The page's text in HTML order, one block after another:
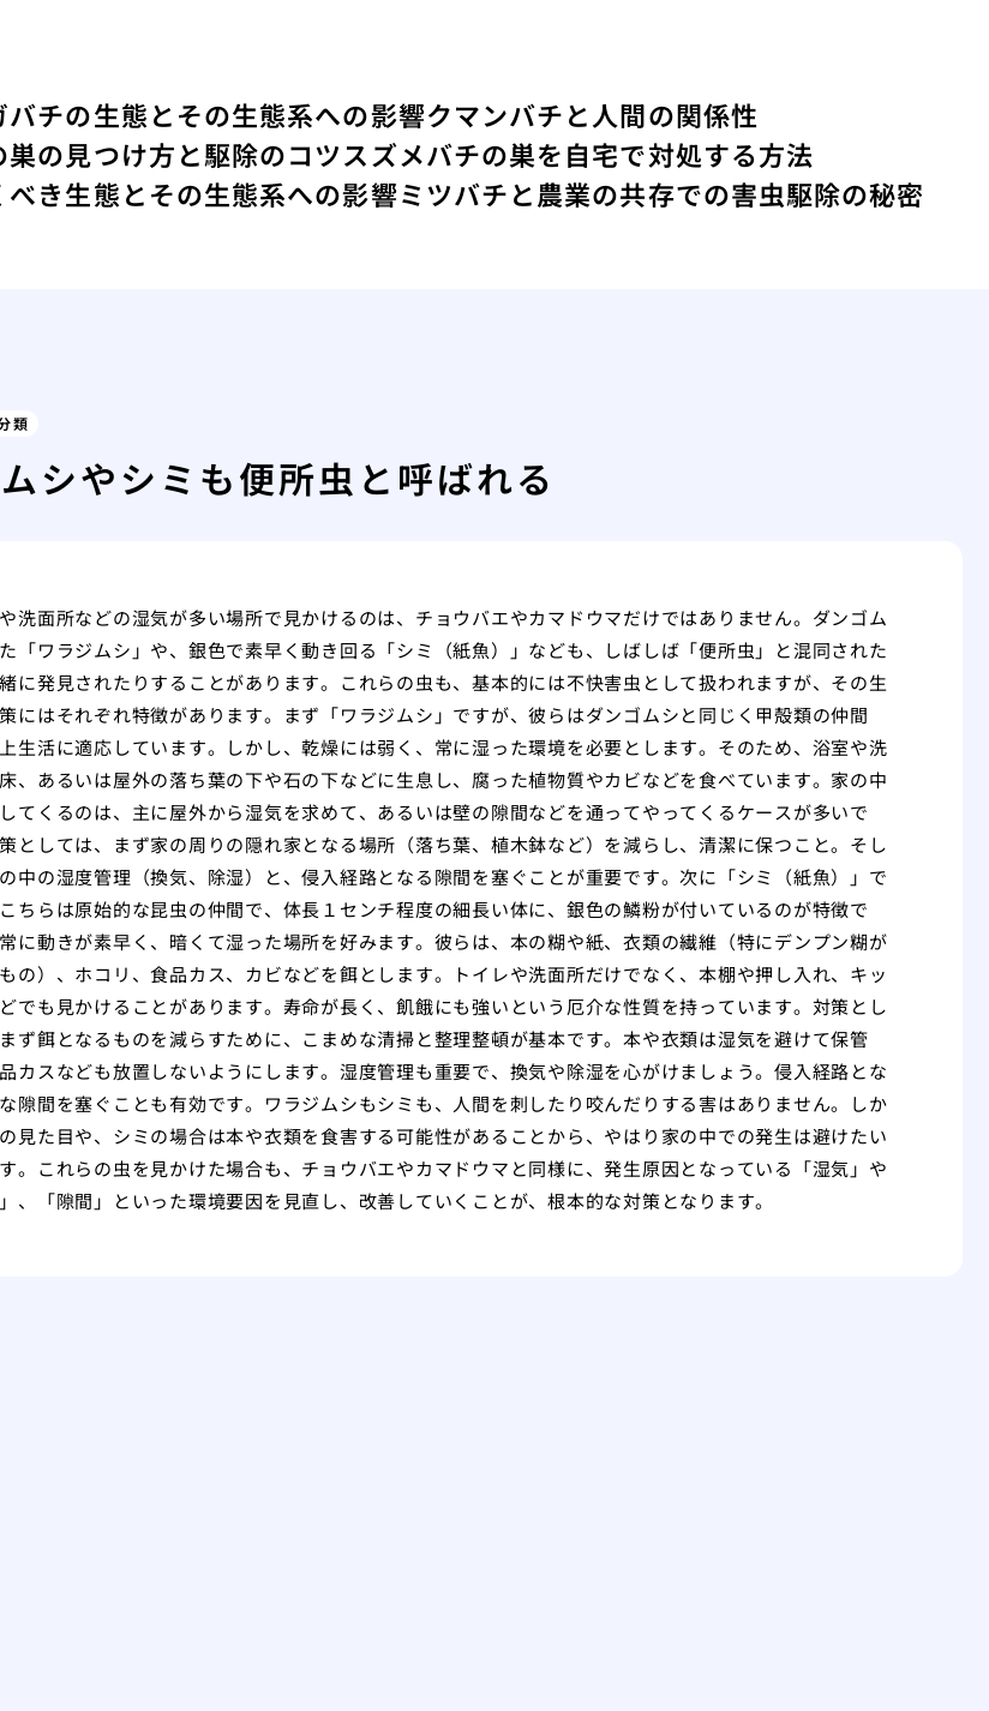
バチの生態とその生態系への影響クマンバチと人間の関係性
巣の見つけ方と駆除のコツスズメバチの巣を自宅で対処する方法
き生態とその生態系への影響ミツバチと農業の共存での害虫駆除の秘密
類
シやシミも便所虫と呼ばれる
洗面所などの湿気が多い場所で見かけるのは、チョウバエやカマドウマだけではありません。ダンゴム
「ワラジムシ」や、銀色で素早く動き回る「シミ（紙魚）」なども、しばしば「便所虫」と混同された
に発見されたりすることがあります。これらの虫も、基本的には不快害虫として扱われますが、その生
にはそれぞれ特徴があります。まず「ワラジムシ」ですが、彼らはダンゴムシと同じく甲殻類の仲間
生活に適応しています。しかし、乾燥には弱く、常に湿った環境を必要とします。そのため、浴室や洗
、あるいは屋外の落ち葉の下や石の下などに生息し、腐った植物質やカビなどを食べています。家の中
てくるのは、主に屋外から湿気を求めて、あるいは壁の隙間などを通ってやってくるケースが多いで
としては、まず家の周りの隠れ家となる場所（落ち葉、植木鉢など）を減らし、清潔に保つこと。そし
中の湿度管理（換気、除湿）と、侵入経路となる隙間を塞ぐことが重要です。次に「シミ（紙魚）」で
ちらは原始的な昆虫の仲間で、体長１センチ程度の細長い体に、銀色の鱗粉が付いているのが特徴で
に動きが素早く、暗くて湿った場所を好みます。彼らは、本の糊や紙、衣類の繊維（特にデンプン糊が
の）、ホコリ、食品カス、カビなどを餌とします。トイレや洗面所だけでなく、本棚や押し入れ、キッ
でも見かけることがあります。寿命が長く、飢餓にも強いという厄介な性質を持っています。対策とし
ず餌となるものを減らすために、こまめな清掃と整理整頓が基本です。本や衣類は湿気を避けて保管
カスなども放置しないようにします。湿度管理も重要で、換気や除湿を心がけましょう。侵入経路とな
隙間を塞ぐことも有効です。ワラジムシもシミも、人間を刺したり咬んだりする害はありません。しか
見た目や、シミの場合は本や衣類を食害する可能性があることから、やはり家の中での発生は避けたい
。これらの虫を見かけた場合も、チョウバエやカマドウマと同様に、発生原因となっている「湿気」や
」、「隙間」といった環境要因を見直し、改善していくことが、根本的な対策となります。